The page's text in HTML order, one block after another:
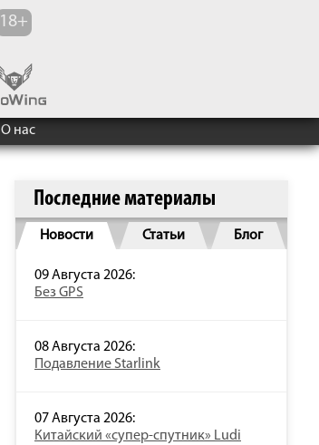
О нас
Последние материалы
Новости Статьи Блог
09 Августа 2026:
Без GPS
08 Августа 2026:
Подавление Starlink
07 Августа 2026:
Китайский «супер-спутник» Ludi